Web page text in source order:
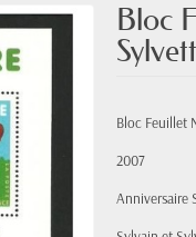
Bloc
Bloc Feuillet
2007
Anniversaire